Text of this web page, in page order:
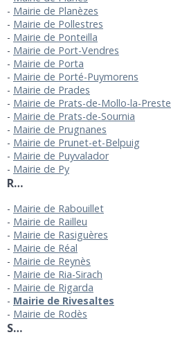
Mairie de Planèzes
Mairie de Pollestres
Mairie de Ponteilla
Mairie de Port-Vendres
Mairie de Porta
Mairie de Porté-Puymorens
Mairie de Prades
Mairie de Prats-de-Mollo-la-Preste
Mairie de Prats-de-Sournia
Mairie de Prugnanes
Mairie de Prunet-et-Belpuig
Mairie de Puyvalador
Mairie de Py
R…
Mairie de Rabouillet
Mairie de Railleu
Mairie de Rasiguères
Mairie de Réal
Mairie de Reynès
Mairie de Ria-Sirach
Mairie de Rigarda
Mairie de Rivesaltes
Mairie de Rodès
S…